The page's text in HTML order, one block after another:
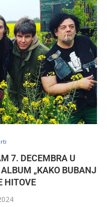
7. DECEMBRA U
„KAKO BUBANJ
HITOVE